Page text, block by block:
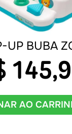
UP BUBA
AO